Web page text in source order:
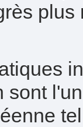
plus
sont